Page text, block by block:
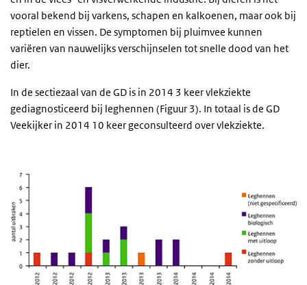
vooral bekend bij varkens, schapen en kalkoenen, maar ook bij
reptielen en vissen. De symptomen bij pluimvee kunnen
variëren van nauwelijks verschijnselen tot snelle dood van het
dier.
In de sectiezaal van de GD is in 2014 3 keer vlekziekte
gediagnosticeerd bij leghennen (Figuur 3). In totaal is de GD
Veekijker in 2014 10 keer geconsulteerd over vlekziekte.